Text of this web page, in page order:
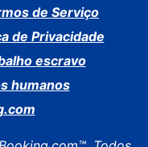
de Serviço
de Privacidade
escravo
humanos